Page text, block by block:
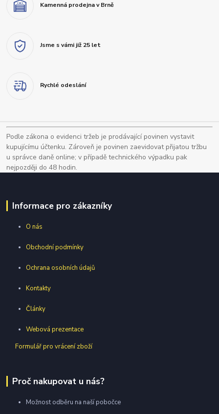
Kamenná prodejna v Brně
Jsme s vámi již 25 let
Rychlé odeslání
Podle zákona o evidenci tržeb je prodávající povinen vystavit
kupujícímu účtenku. Zároveň je povinen zaevidovat přijatou tržbu
u správce daně online; v případě technického výpadku pak
nejpozději do 48 hodin.
Informace pro zákazníky
O nás
Obchodní podmínky
Ochrana osobních údajů
Kontakty
Články
Webová prezentace
Formulář pro vrácení zboží
Proč nakupovat u nás?
Možnost odběru na naší pobočce